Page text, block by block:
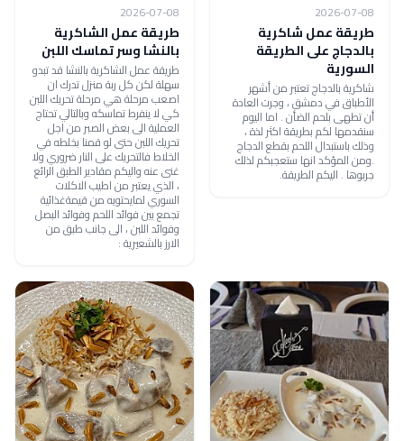
2026-07-08
طريقة عمل شاكرية
بالدجاج على الطريقة
السورية
شاكرية بالدجاج تعتبر من أشهر
الأطباق في دمشق ، وجرت العادة
أن تطهى بلحم الضأن . اما اليوم
سنقدمها لكم بطريقة اكثر لذة ،
وذلك باستبدال اللحم بقطع الدجاج
.ومن المؤكد انها ستعجبكم لذلك
جربوها . اليكم الطريقة.
2026-07-08
طريقة عمل الشاكرية
بالنشا وسر تماسك اللبن
طريقة عمل الشاكرية بالنشا قد تبدو
سهلة لكن كل ربة منزل تدرك ان
اصعب مرحلة هي مرحلة تحريك اللبن
كي لا ينفرط تماسكه وبالتالي تحتاج
العملية الى بعض الصبر من اجل
تحريك اللبن حتى لو قمنا بخلطه في
الخلاط فالتحريك على النار ضروري ولا
غنى عنه واليكم مقادير الطبق الرائع
، الذي يعتبر من اطيب الاكلات
السوري لمايحتويه من قيمةغذائية
تجمع بين فوائد اللحم وفوائد البصل
وفوائد اللبن ، الى جانب طبق من
الارز بالشعيرية :